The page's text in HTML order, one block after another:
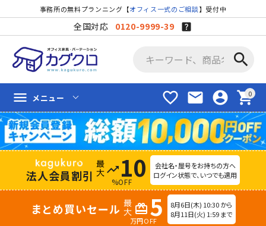
事務所の無料プランニング【オフィス一式のご相談】受付中
全国対応 0120-9999-39
search
favorite_border mail account_circle shopping_cart
menu メニュー
法人会員割引 trending_up 10
%OFF
会社名・屋号をお持ちの方へ
ログイン状態で、いつでも適用
まとめ買いセール redeem 5
万円OFF
8月6日(木) 10:30 から
8月11日(火) 1:59 まで